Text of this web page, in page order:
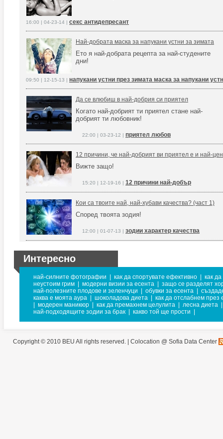
16:00 | 04-23-14 | секс антидепресант
Най-добрата маска за напукани устни за зимата
Ето я най-добрата рецепта за най-студените
дни!
09:50 | 12-15-13 | напукани устни през зимата маска за напукани
Да се влюбиш в най-добрия си приятел
Когато най-добрият ти приятел стане най-
добрият ти любовник!
22:00 | 03-23-12 | приятел любов
12 причини, че най-добрият ви приятел е и най-
Вижте защо!
15:20 | 12-19-16 | 12 причини най-добър
Кои са твоите най, най-хубави качества? (част 1)
Според твоята зодия!
12:00 | 01-07-13 | зодии характер качества
Интересно
най-силните фотографии как да спортувате ефективно
как
неустоим грим
модерни визии за есента
защо се разделят
най-полезните плодове и зеленчуци
обувки за есента
каква е моята аура
шоколадова диета
как да отслабнем през
модерен маникюр как да премахнем целулита лесна диета
най-подходящите зодии за брак
какво той ще прости
Copyright © 2010 BEU All rights reserved. | Colocation @ Sofia Data Center